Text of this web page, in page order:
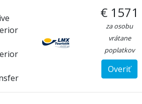
€ 1571
za osobu
vrátane
poplatkov
Overiť